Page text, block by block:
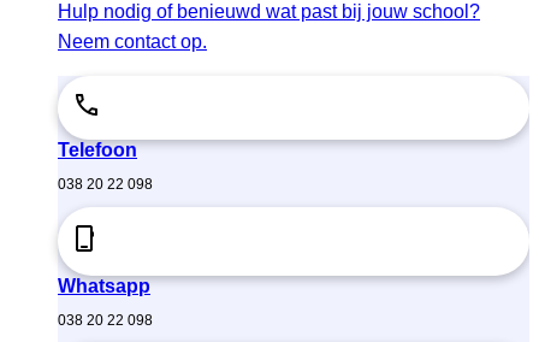
Hulp nodig of benieuwd wat past bij jouw school?
Neem contact op.
Telefoon
038 20 22 098
Whatsapp
038 20 22 098